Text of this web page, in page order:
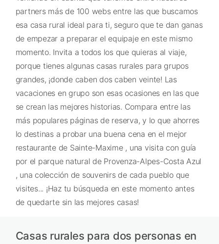
partners más de 100 webs entre las que buscamos
esa casa rural ideal para ti, seguro que te dan ganas
de empezar a preparar el equipaje en este mismo
momento. Invita a todos los que quieras al viaje,
porque tienes algunas casas rurales para grupos
grandes, ¡donde caben dos caben veinte! Las
vacaciones en grupo son esas ocasiones en las que
se crean las mejores historias. Compara entre las
más populares páginas de reserva, y lo que ahorres
lo destinas a probar una buena cena en el mejor
restaurante de Sainte-Maxime , una visita con guía
por el parque natural de Provenza-Alpes-Costa Azul
, una colección de souvenirs de cada pueblo que
visites... ¡Haz tu búsqueda en este momento antes
de quedarte sin las mejores casas!
Casas rurales para dos personas en